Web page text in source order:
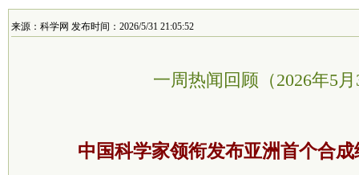
来源：科学网 发布时间：2026/5/31 21:05:52
一周热闻回顾（2026年5
中国科学家领衔发布亚洲首个合